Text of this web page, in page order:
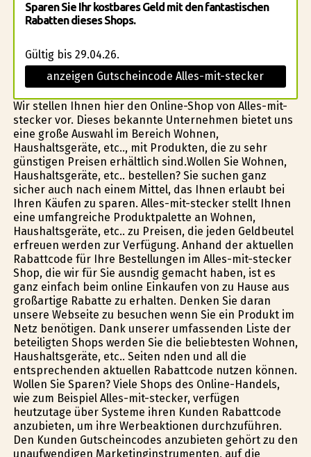
Sparen Sie Ihr kostbares Geld mit den fantastischen
Rabatten dieses Shops.
Gültig bis 29.04.26.
anzeigen Gutscheincode Alles-mit-stecker
Wir stellen Ihnen hier den Online-Shop von Alles-mit-
stecker vor. Dieses bekannte Unternehmen bietet uns
eine große Auswahl im Bereich Wohnen,
Haushaltsgeräte, etc.., mit Produkten, die zu sehr
günstigen Preisen erhältlich sind.Wollen Sie Wohnen,
Haushaltsgeräte, etc.. bestellen? Sie suchen ganz
sicher auch nach einem Mittel, das Ihnen erlaubt bei
Ihren Käufen zu sparen. Alles-mit-stecker stellt Ihnen
eine umfangreiche Produktpalette an Wohnen,
Haushaltsgeräte, etc.. zu Preisen, die jeden Geldbeutel
erfreuen werden zur Verfügung. Anhand der aktuellen
Rabattcode für Ihre Bestellungen im Alles-mit-stecker
Shop, die wir für Sie ausfindig gemacht haben, ist es
ganz einfach beim online Einkaufen von zu Hause aus
großartige Rabatte zu erhalten. Denken Sie daran
unsere Webseite zu besuchen wenn Sie ein Produkt im
Netz benötigen. Dank unserer umfassenden Liste der
beteiligten Shops werden Sie die beliebtesten Wohnen,
Haushaltsgeräte, etc.. Seiten finden und all die
entsprechenden aktuellen Rabattcode nutzen können.
Wollen Sie Sparen? Viele Shops des Online-Handels,
wie zum Beispiel Alles-mit-stecker, verfügen
heutzutage über Systeme ihren Kunden Rabattcode
anzubieten, um ihre Werbeaktionen durchzuführen.
Den Kunden Gutscheincodes anzubieten gehört zu den
unaufwendigen Marketinginstrumenten, auf die